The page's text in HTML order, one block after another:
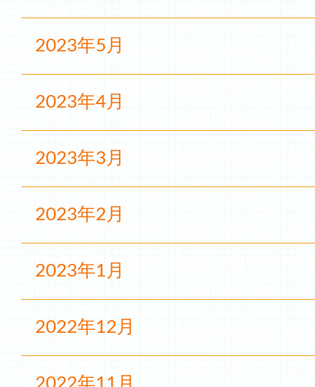
2023年5月
2023年4月
2023年3月
2023年2月
2023年1月
2022年12月